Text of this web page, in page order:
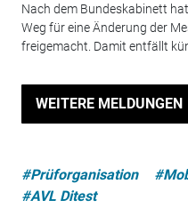
Nach dem Bundeskabinett
Weg für eine Änderung der
freigemacht. Damit entfällt
WEITERE MELDUNGEN
#Prüforganisation
#AVL Ditest